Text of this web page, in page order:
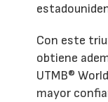
Con este
obtiene
UTMB®
mayor